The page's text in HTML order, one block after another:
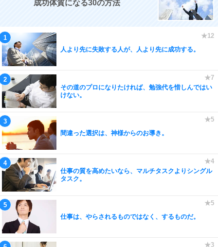
成功体質になる30の方法
人より先に失敗する人が、人より先に成功する。
その道のプロになりたければ、勉強代を惜しんではい
けない。
間違った選択は、神様からのお導き。
仕事の質を高めたいなら、マルチタスクよりシングル
タスク。
仕事は、やらされるものではなく、するものだ。